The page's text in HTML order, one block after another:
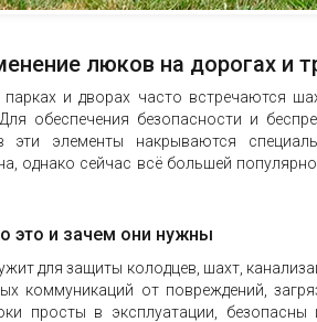
люков на дорогах и
парках и дворах часто встречаются
обеспечения безопасности и
эти элементы накрываются
однако сейчас всё большей
это и зачем они нужны
для защиты колодцев, шахт,
коммуникаций от повреждений,
просты в эксплуатации,